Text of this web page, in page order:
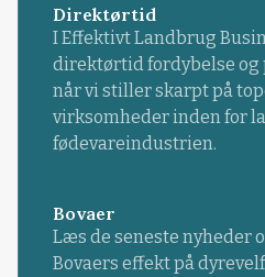
Direktørtid
I Effektivt Landbrug
direktørtid fordybelse og
når vi stiller skarpt på
virksomheder inden for
fødevareindustrien.
Bovaer
Læs de seneste nyheder
Bovaers effekt på